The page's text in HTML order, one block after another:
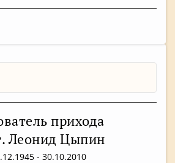
прихода
Леонид Цыпин
- 30.10.2010